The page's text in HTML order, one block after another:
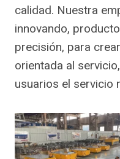
calidad. Nuestra
innovando,
precisión, para
orientada al
usuarios el servicio